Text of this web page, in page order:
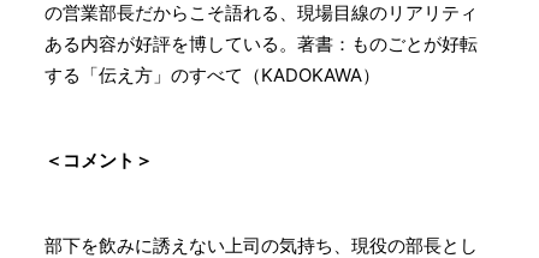
の営業部長だからこそ語れる、現場目線のリアリティ
ある内容が好評を博している。著書：ものごとが好転
する「伝え方」のすべて（KADOKAWA）
＜コメント＞
部下を飲みに誘えない上司の気持ち、現役の部長とし